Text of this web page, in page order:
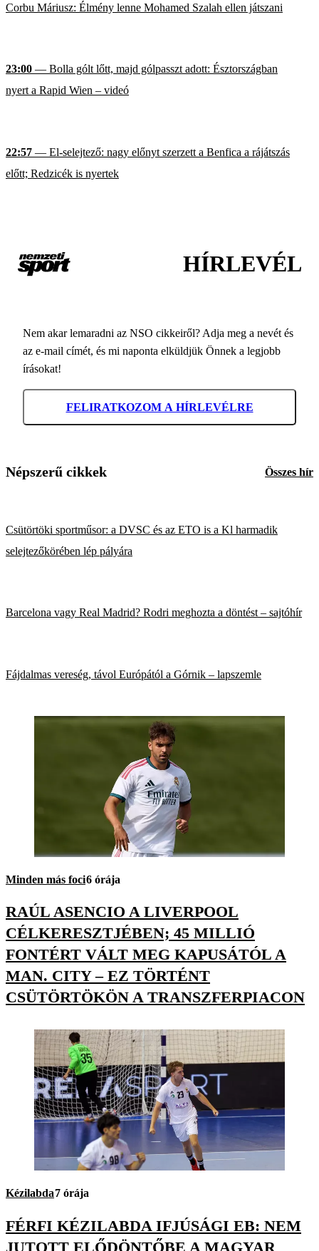
Corbu Máriusz: Élmény lenne Mohamed Szalah ellen játszani
23:00 — Bolla gólt lőtt, majd gólpasszt adott: Észtországban
nyert a Rapid Wien – videó
22:57 — El-selejtező: nagy előnyt szerzett a Benfica a rájátszás
előtt; Redzicék is nyertek
HÍRLEVÉL
Nem akar lemaradni az NSO cikkeiről? Adja meg a nevét és
az e-mail címét, és mi naponta elküldjük Önnek a legjobb
írásokat!
FELIRATKOZOM A HÍRLEVÉLRE
Népszerű cikkek Összes hír
Csütörtöki sportműsor: a DVSC és az ETO is a Kl harmadik
selejtezőkörében lép pályára
Barcelona vagy Real Madrid? Rodri meghozta a döntést – sajtóhír
Fájdalmas vereség, távol Európától a Górnik – lapszemle
Minden más foci6 órája
RAÚL ASENCIO A LIVERPOOL
CÉLKERESZTJÉBEN; 45 MILLIÓ
FONTÉRT VÁLT MEG KAPUSÁTÓL A
MAN. CITY – EZ TÖRTÉNT
CSÜTÖRTÖKÖN A TRANSZFERPIACON
Kézilabda7 órája
FÉRFI KÉZILABDA IFJÚSÁGI EB: NEM
JUTOTT ELŐDÖNTŐBE A MAGYAR